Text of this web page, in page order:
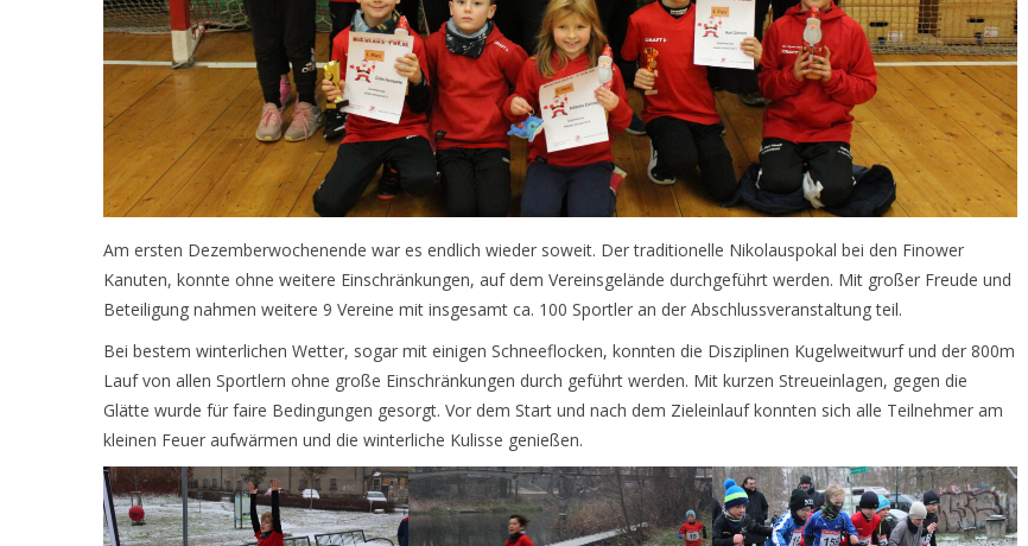
Am ersten Dezemberwochenende war es endlich wieder soweit. Der traditionelle Nikolauspokal bei den Finower
Kanuten, konnte ohne weitere Einschränkungen, auf dem Vereinsgelände durchgeführt werden. Mit großer Freude und
Beteiligung nahmen weitere 9 Vereine mit insgesamt ca. 100 Sportler an der Abschlussveranstaltung teil.
Bei bestem winterlichen Wetter, sogar mit einigen Schneeflocken, konnten die Disziplinen Kugelweitwurf und der 800m
Lauf von allen Sportlern ohne große Einschränkungen durch geführt werden. Mit kurzen Streueinlagen, gegen die
Glätte wurde für faire Bedingungen gesorgt. Vor dem Start und nach dem Zieleinlauf konnten sich alle Teilnehmer am
kleinen Feuer aufwärmen und die winterliche Kulisse genießen.